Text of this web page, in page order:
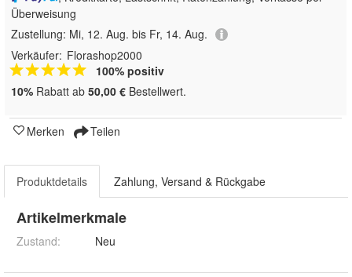
Überweisung
Zustellung: Mi, 12. Aug. bis Fr, 14. Aug.
Verkäufer: Florashop2000
100% positiv
10% Rabatt ab 50,00 € Bestellwert.
Merken Teilen
Produktdetails Zahlung, Versand & Rückgabe
Artikelmerkmale
Zustand: Neu